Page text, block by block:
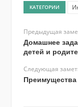
КАТЕГОРИИ
Предыдущая
Домашнее
детей и
Следующая
Преимущества